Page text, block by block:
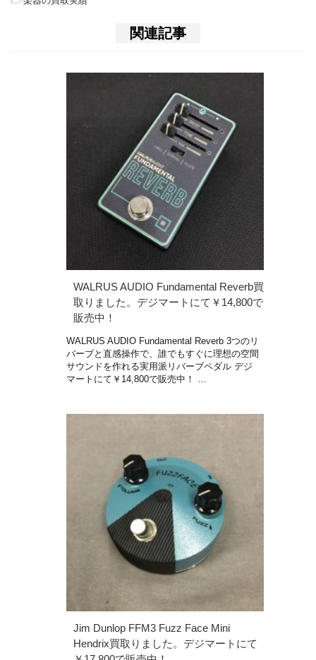
関連記事
WALRUS AUDIO Fundamental Reverb買
取りました。デジマートにて￥14,800で
販売中！
WALRUS AUDIO Fundamental Reverb 3つのリ
バーブと直感操作で、誰でもすぐに理想の空間
サウンドを作れる実用派リバーブペダル デジ
マートにて￥14,800で販売中！ …
Jim Dunlop FFM3 Fuzz Face Mini
Hendrix買取りました。デジマートにて